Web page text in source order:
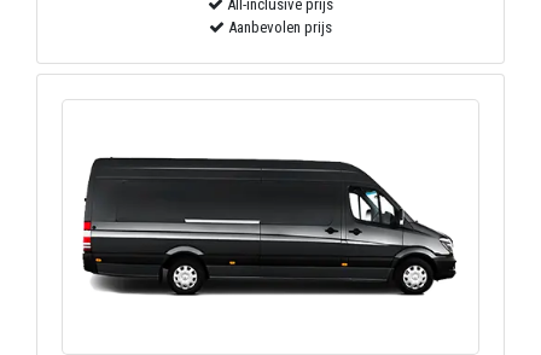
All-inclusive prijs
Aanbevolen prijs